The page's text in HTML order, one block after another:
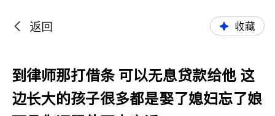
返回 收藏
到律师那打借条 可以无息贷款给他 这
边长大的孩子很多都是娶了媳妇忘了娘